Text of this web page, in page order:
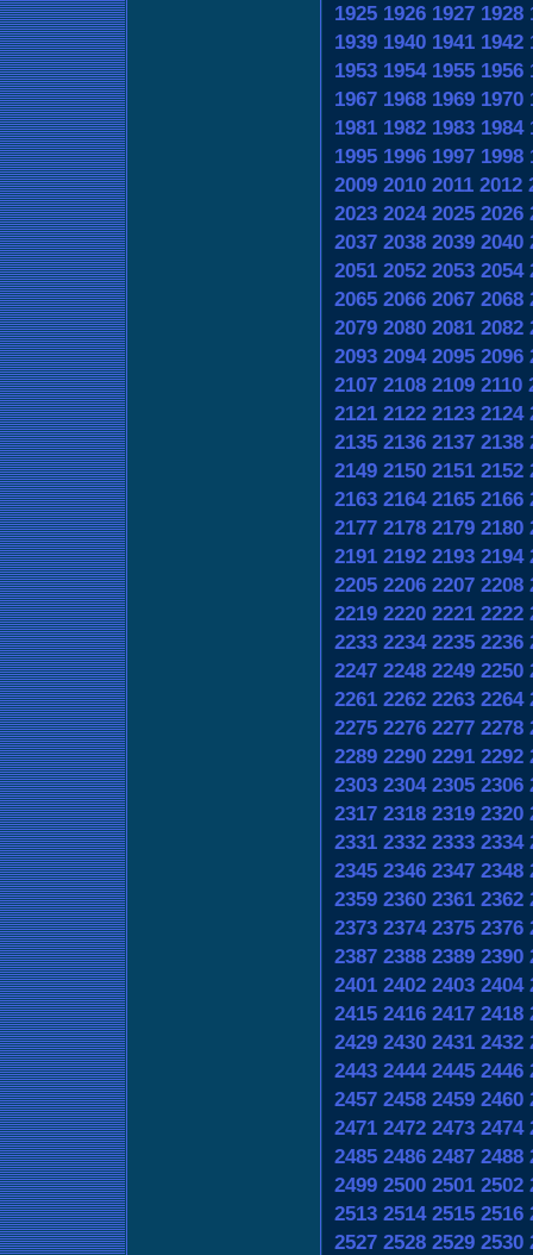
1925 1926 1927 1928
1939 1940 1941 1942
1953 1954 1955 1956
1967 1968 1969 1970
1981 1982 1983 1984
1995 1996 1997 1998
2009 2010 2011 2012
2023 2024 2025 2026
2037 2038 2039 2040
2051 2052 2053 2054
2065 2066 2067 2068
2079 2080 2081 2082
2093 2094 2095 2096
2107 2108 2109 2110
2121 2122 2123 2124
2135 2136 2137 2138
2149 2150 2151 2152
2163 2164 2165 2166
2177 2178 2179 2180
2191 2192 2193 2194
2205 2206 2207 2208
2219 2220 2221 2222
2233 2234 2235 2236
2247 2248 2249 2250
2261 2262 2263 2264
2275 2276 2277 2278
2289 2290 2291 2292
2303 2304 2305 2306
2317 2318 2319 2320
2331 2332 2333 2334
2345 2346 2347 2348
2359 2360 2361 2362
2373 2374 2375 2376
2387 2388 2389 2390
2401 2402 2403 2404
2415 2416 2417 2418
2429 2430 2431 2432
2443 2444 2445 2446
2457 2458 2459 2460
2471 2472 2473 2474
2485 2486 2487 2488
2499 2500 2501 2502
2513 2514 2515 2516
2527 2528 2529 2530